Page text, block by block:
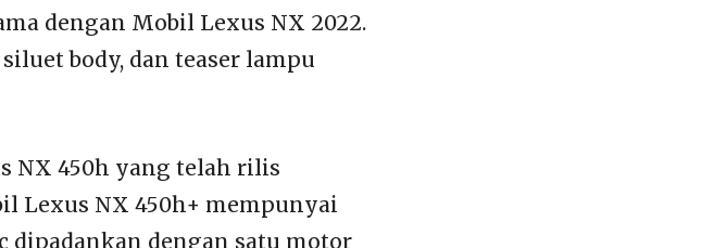
dengan Mobil Lexus NX 2022.
body, dan teaser lampu
NX 450h yang telah rilis
Lexus NX 450h+ mempunyai
dipadankan dengan satu motor